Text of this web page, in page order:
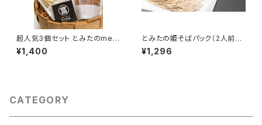
超人気3個セット とみたのmen
men
¥1,400
とみたの姫そばパック（2人前つ
ゆ付き）
¥1,296
CATEGORY